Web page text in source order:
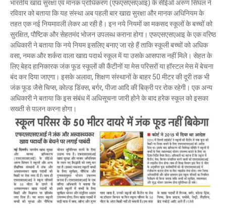
भारतीय खाद्य सुरक्षा एवं मानक प्राधिकरण (एफएसएसएआइ) के सीईओ अरुण सिंघल ने
रविवार को बताया कि यह संस्था अब पहली बार खाद्य सुरक्षा और मानक अधिनियम के
तहत एक नई नियमावली लेकर आ रही है। इन नये नियमों का मकसद स्कूलों के बच्चों को
सुरक्षित, पौष्टिक और सेहतमंद भोजन उपलब्ध कराना होगा। एफएसएसएआइ के एक वरिष्ठ
अधिकारी ने बताया कि नये नियम इसलिए बनाए जा रहे हैं ताकि स्कूली बच्चों को अधिक
वसा, नमक और शर्करा वाला खाद्य पदार्थ स्कूल में या उसके आसपास नहीं मिले। सेहत के
लिए बेहद हानिकारक जंक फूड स्कूलों की कैंटीनों या मेस परिसरों या हॉस्टल मेस में बेचना
बंद कर दिया जाएगा। इसके अलावा, शिक्षण संस्थानों के बाहर 50 मीटर की दूरी तक भी
जंक फूड जैसे चिप्स, कोल्ड डिंक्स, बर्गर, पीजा आदि की बिक्री पर रोक रहेगी। एक अन्य
अधिकारी ने बताया कि इस संबंध में अधिसूचना जारी होने के बाद हरेक स्कूल को इसका
सख्ती से पालन करना होगा।